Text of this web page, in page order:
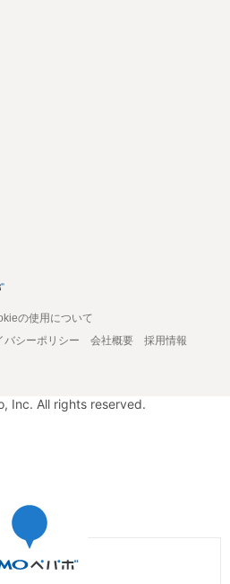
の使用について
バシーポリシー 会社概要
採用情報
Inc. All rights reserved.